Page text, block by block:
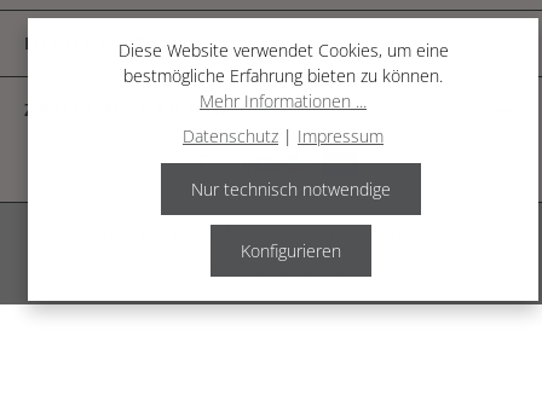
INFORMATIONEN
ZAHLUNGSARTEN
© 2026 The Garden Shop
Diese Website verwendet Cookies, um eine
bestmögliche Erfahrung bieten zu können.
Mehr Informationen ...
Datenschutz | Impressum
Nur technisch notwendige
Konfigurieren